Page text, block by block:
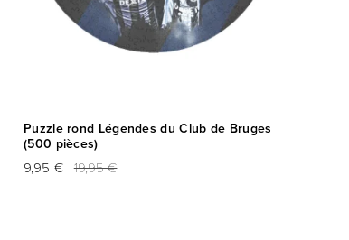
Puzzle rond Légendes du Club de Bruges
(500 pièces)
9,95 € 19,95 €